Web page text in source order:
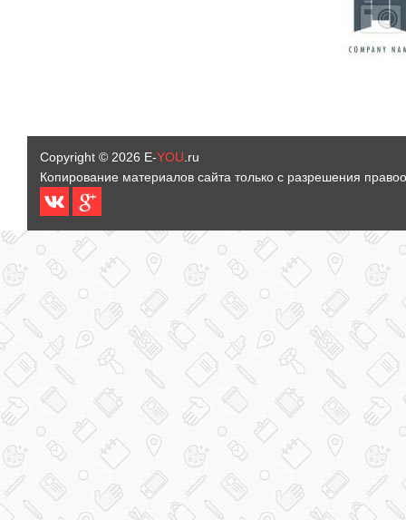
Copyright © 2026 E-YOU .ru
Копирование материалов сайта только с разрешения